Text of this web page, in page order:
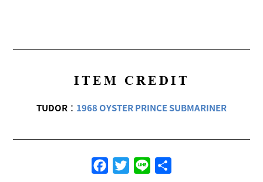
ITEM CREDIT
TUDOR： 1968 OYSTER PRINCE SUBMARINER
FacebookTwitterLine